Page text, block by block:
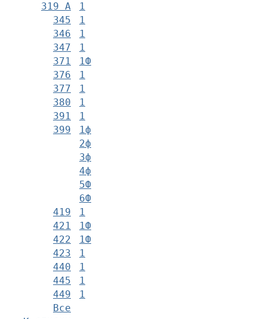
319 А
1
345
1
346
1
347
1
371
1Ф
376
1
377
1
380
1
391
1
399
1ф
2ф
3ф
4ф
5Ф
6Ф
419
1
421
1Ф
422
1Ф
423
1
440
1
445
1
449
1
Все